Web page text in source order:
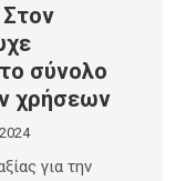
σύνολο
χρήσεων
για την